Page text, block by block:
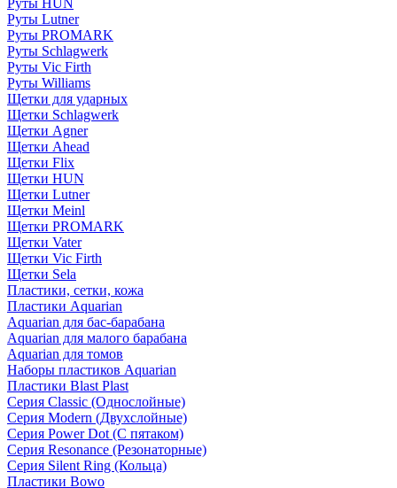
Руты HUN
Руты Lutner
Руты PROMARK
Руты Schlagwerk
Руты Vic Firth
Руты Williams
Щетки для ударных
Щетки Schlagwerk
Щетки Agner
Щетки Ahead
Щетки Flix
Щетки HUN
Щетки Lutner
Щетки Meinl
Щетки PROMARK
Щетки Vater
Щетки Vic Firth
Щетки Sela
Пластики, сетки, кожа
Пластики Aquarian
Aquarian для бас-барабана
Aquarian для малого барабана
Aquarian для томов
Наборы пластиков Aquarian
Пластики Blast Plast
Серия Classic (Однослойные)
Серия Modern (Двухслойные)
Серия Power Dot (С пятаком)
Серия Resonance (Резонаторные)
Серия Silent Ring (Кольца)
Пластики Bowo